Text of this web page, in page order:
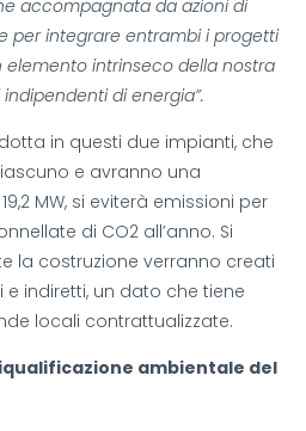
accompagnata da azioni di
per integrare entrambi i progetti
elemento intrinseco della nostra
di energia”.
in questi due impianti, che
e avranno una
MW, si eviterà emissioni per
di CO2 all’anno. Si
la costruzione verranno creati
e indiretti, un dato che tiene
locali contrattualizzate.
ambientale del